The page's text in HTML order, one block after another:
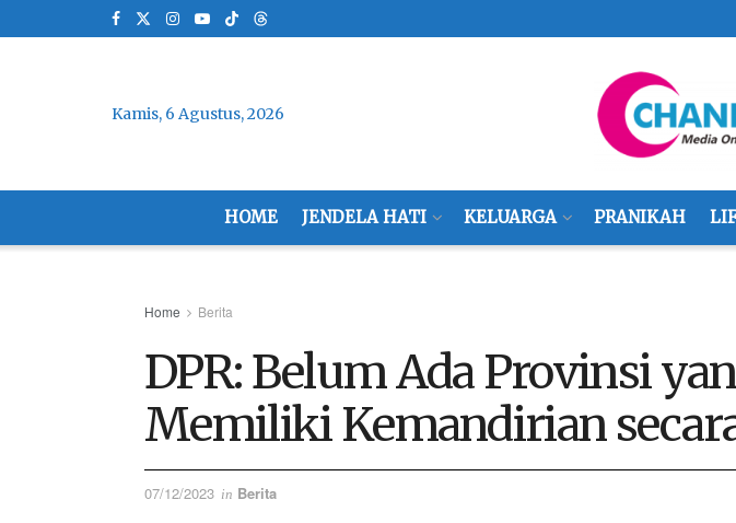
Kamis, 6 Agustus, 2026
HOME JENDELA HATI KELUARGA PRANIKAH
Home Berita
DPR: Belum Ada Provinsi
Memiliki Kemandirian
07/12/2023 in Berita